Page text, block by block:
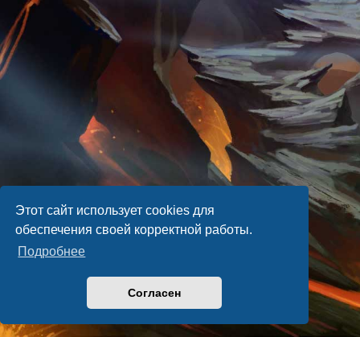
Этот сайт использует cookies для
обеспечения своей корректной работы.
Подробнее
Согласен